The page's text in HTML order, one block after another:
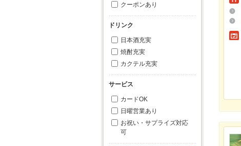
クーポンあり
ドリンク
日本酒充実
焼酎充実
カクテル充実
サービス
カードOK
日曜営業あり
お祝い・サプライズ対応
可